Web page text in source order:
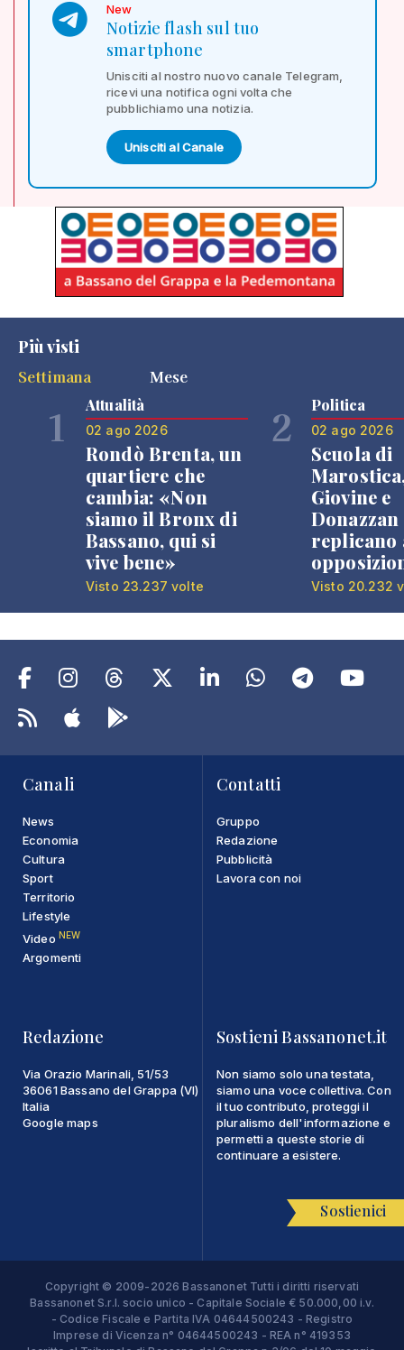
New
Notizie flash sul tuo
smartphone
Unisciti al nostro nuovo canale Telegram,
ricevi una notifica ogni volta che
pubblichiamo una notizia.
Unisciti al Canale
Più visti
Settimana
Mese
1 Attualità
02 ago 2026
Rondò Brenta, un
quartiere che
cambia: «Non
siamo il Bronx di
Bassano, qui si
vive bene»
Visto 23.237 volte
2 Politica
02 ago 2026
Scuola di
Giovine e
Donazzan
replicano
Visto 20.232
Canali
News
Economia
Cultura
Sport
Territorio
Lifestyle
Video NEW
Argomenti
Contatti
Gruppo
Redazione
Pubblicità
Lavora con noi
Redazione
Via Orazio Marinali, 51/53
36061 Bassano del Grappa (VI)
Italia
Google maps
Sostieni Bassanonet.it
Non siamo solo una testata,
siamo una voce collettiva. Con
il tuo contributo, proteggi il
pluralismo dell'informazione e
permetti a queste storie di
continuare a esistere.
Sostienici
Copyright © 2009-2026 Bassanonet Tutti i diritti riservati
Bassanonet S.r.l. socio unico - Capitale Sociale € 50.000,00 i.v.
- Codice Fiscale e Partita IVA 04644500243 - Registro
Imprese di Vicenza n° 04644500243 - REA n° 419353